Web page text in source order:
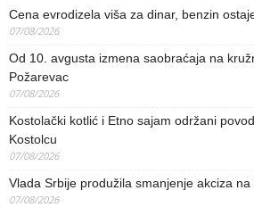
Cena evrodizela viša za dinar, benzin
07/08/2026
Od 10. avgusta izmena saobraćaja na
Požarevac
07/08/2026
Kostolački kotlić i Etno sajam održani
Kostolcu
07/08/2026
Vlada Srbije produžila smanjenje akciza
07/08/2026